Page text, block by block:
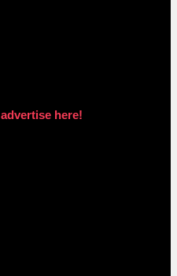
advertise here!